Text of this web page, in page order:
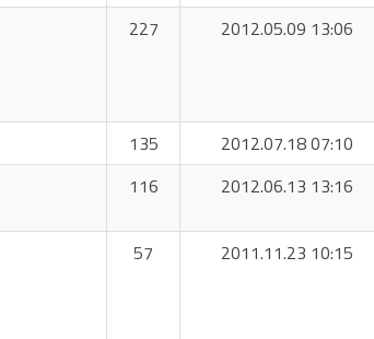
227 2012.05.09 13:06
135 2012.07.18 07:10
116 2012.06.13 13:16
57 2011.11.23 10:15